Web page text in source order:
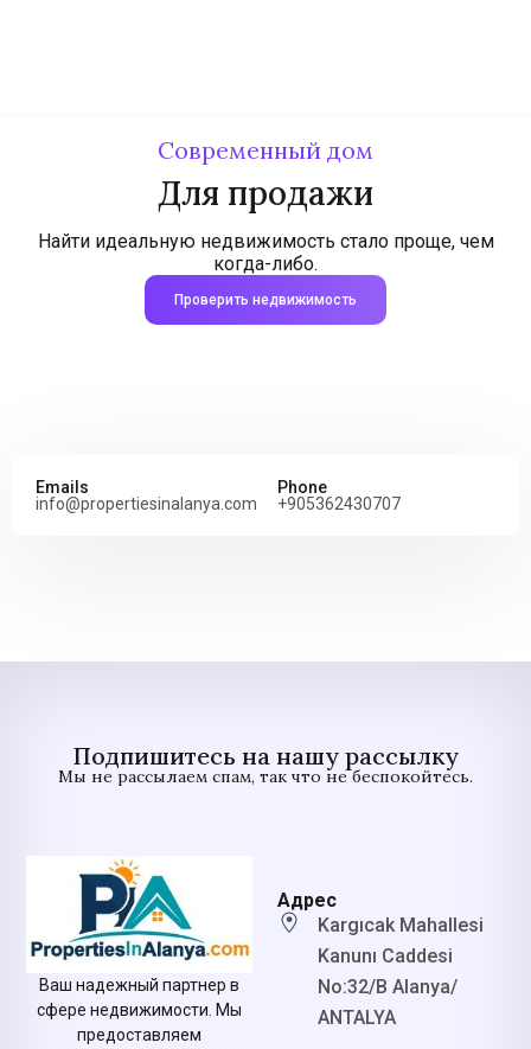
Современный дом
Для продажи
Найти идеальную недвижимость стало проще, чем
когда-либо.
Проверить недвижимость
Emails
info@propertiesinalanya.com
Phone
+905362430707
Подпишитесь на нашу рассылку
Мы не рассылаем спам, так что не беспокойтесь.
Ваш надежный партнер в
сфере недвижимости. Мы
предоставляем
Адрес
Kargıcak Mahallesi
Kanunı Caddesi
No:32/B Alanya/
ANTALYA